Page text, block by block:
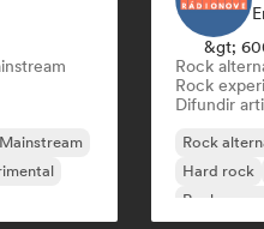
&gt;
Rock
Rock
Difundir
Rock
Hard rock
Rock